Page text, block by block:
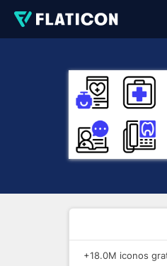
+18.0M iconos